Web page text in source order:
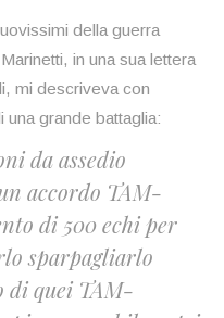
della guerra
in una sua lettera
mi descriveva con
una grande battaglia:
da assedio
accordo TAM-
di 500 echi per
sparpagliarlo
di quei TAM-